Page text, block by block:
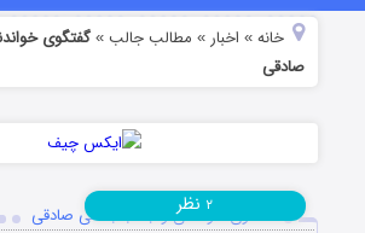
خانه » اخبار » مطالب جالب »گفتگوی
صادقی
گفتگوی خواندنی و جالب با علی صادقی
۲ نظر